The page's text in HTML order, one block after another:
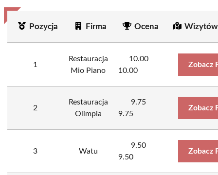
Pozycja Firma Ocena
1
Restauracja
Mio Piano
10.00
10.00
Zobacz
2
Restauracja
Olimpia
9.75
9.75
Zobacz
3 Watu
9.50
9.50
Zobacz